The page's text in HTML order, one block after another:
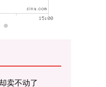
卖不动了